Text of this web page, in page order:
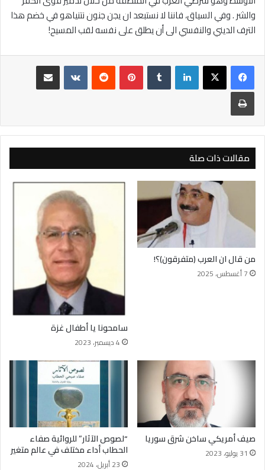
والشر . وفي السياق، فاننا لا نستبعد ان يجن جنون نتنياهو في خضم هذا
الترف الديني والنفسي الى أن يطلق على نفسه لقب المسيح!
لينكدإن بينتيريست
مشاركة عبر البريد
طباعة
مقالات ذات صلة
من قال ان العرب (متفرقون)؟!
7 أغسطس، 2025
سامحونا يا أطفال غزة
4 ديسمبر، 2023
صيف أمريكي ساخن شرق سوريا
31 يوليو، 2023
“لصوص الآثار” للروائية صفاء
الحطاب أداء مختلف في عالم متغير
23 أبريل، 2024